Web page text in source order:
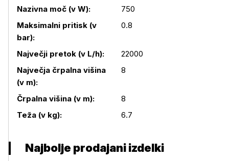
Podrobnosti izdelka
Nazivna moč (v W):
750
Maksimalni pritisk (v
bar):
0.8
Največji pretok (v L/h):
22000
Največja črpalna višina
(v m):
8
Črpalna višina (v m):
8
Teža (v kg):
6.7
Najbolje prodajani izdelki